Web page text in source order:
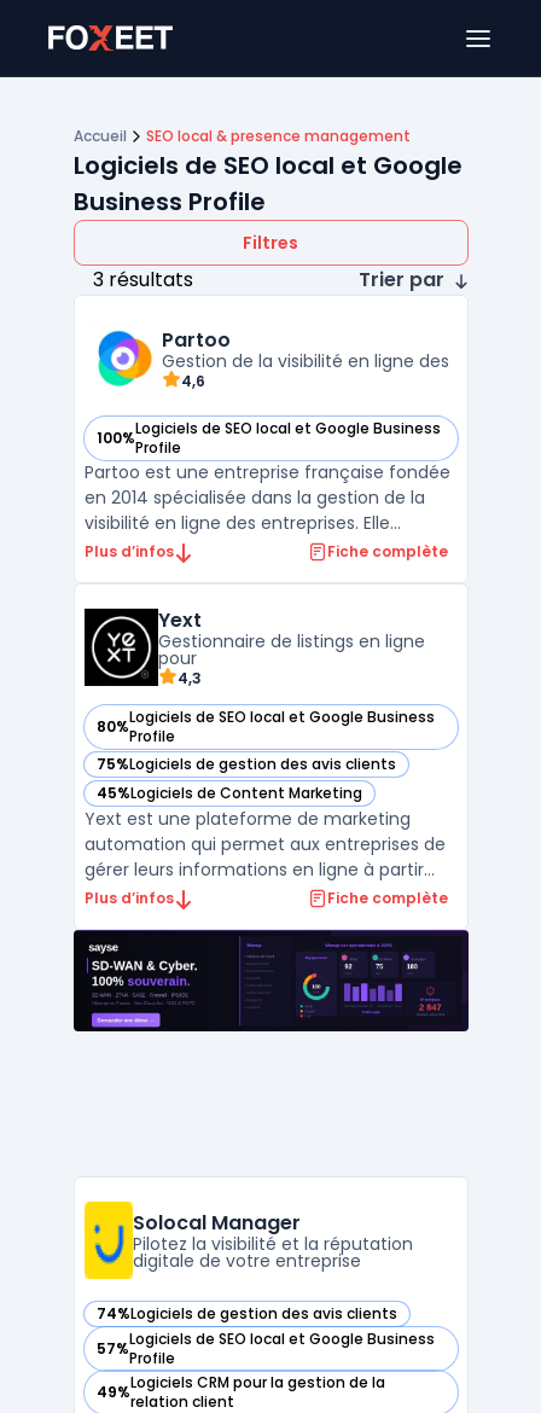
Accueil SEO local & presence management
Logiciels de SEO local et Google
Business Profile
Filtres
3 résultats Trier par
Partoo
Gestion de la visibilité en ligne des
4,6
100%Logiciels de SEO local et Google Business
Profile
— voir Partoo dans cette catégorie
Partoo est une entreprise française fondée
en 2014 spécialisée dans la gestion de la
visibilité en ligne des entreprises. Elle
propose des solutions de gestion d'avis
la visibilité et l'e-réputation des entreprises.
Ain ...
Plus d’infos Fiche complète
Yext
Gestionnaire de listings en ligne
pour
4,3
80%Logiciels de SEO local et Google Business
Profile
— voir Yext dans cette catégorie
75%Logiciels de gestion des avis clients
— voir Yext dans cette catégorie
45%Logiciels de Content Marketing
— voir Yext dans cette catégorie
Yext est une plateforme de marketing
automation qui permet aux entreprises de
gérer leurs informations en ligne à partir
d'une seule source de données. Avec Yext,
rapidement et précisément leurs
informations sur les annuaires en ligne, les
réseaux sociaux, les G ...
Plus d’infos Fiche complète
Solocal Manager
Pilotez la visibilité et la réputation
digitale de votre entreprise
74%Logiciels de gestion des avis clients
— voir Solocal Manager dans cette catégorie
57%Logiciels de SEO local et Google Business
Profile
— voir Solocal Manager dans cette catégorie
49%Logiciels CRM pour la gestion de la
relation client
— voir Solocal Manager dans cette catégorie